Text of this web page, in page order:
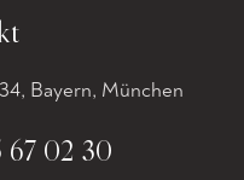
Bayern, München
67 02 30